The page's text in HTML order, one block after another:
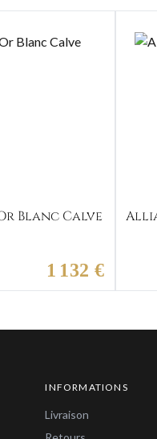
Blanc Calve
1 132 €
INFORMATIONS
Livraison